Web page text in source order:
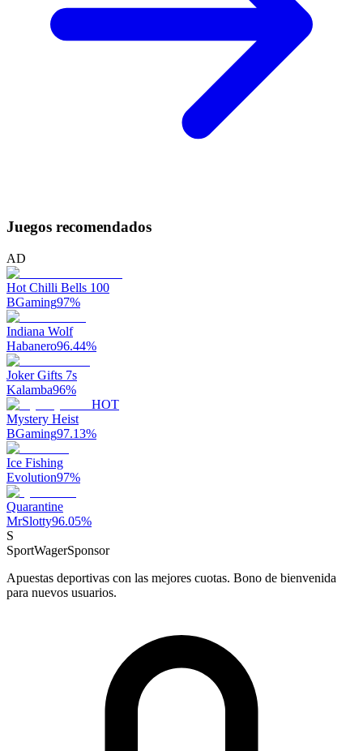
Juegos recomendados
AD
Hot Chilli Bells 100
BGaming97%
Indiana Wolf
Habanero96.44%
Joker Gifts 7s
Kalamba96%
HOT
Mystery Heist
BGaming97.13%
Ice Fishing
Evolution97%
Quarantine
MrSlotty96.05%
S
SportWagerSponsor
Apuestas deportivas con las mejores cuotas. Bono de bienvenida
para nuevos usuarios.